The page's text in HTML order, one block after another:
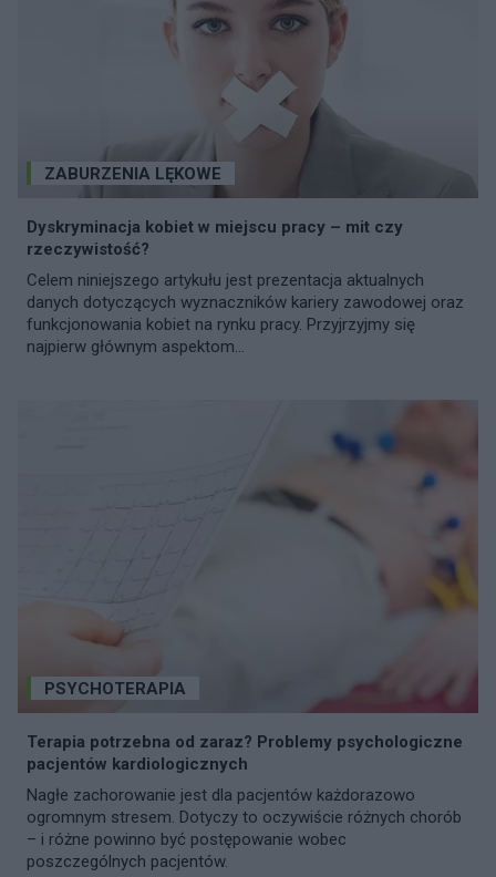
ZABURZENIA LĘKOWE
Dyskryminacja kobiet w miejscu pracy – mit czy
rzeczywistość?
Celem niniejszego artykułu jest prezentacja aktualnych
danych dotyczących wyznaczników kariery zawodowej oraz
funkcjonowania kobiet na rynku pracy. Przyjrzyjmy się
najpierw głównym aspektom...
PSYCHOTERAPIA
Terapia potrzebna od zaraz? Problemy psychologiczne
pacjentów kardiologicznych
Nagłe zachorowanie jest dla pacjentów każdorazowo
ogromnym stresem. Dotyczy to oczywiście różnych chorób
– i różne powinno być postępowanie wobec
poszczególnych pacjentów.